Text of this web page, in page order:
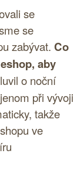
se
se
zabývat. Co
aby
o noční
při vývoji
takže
ve